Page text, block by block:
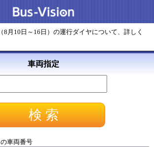
8月10日～16日）の運行ダイヤについて、詳しく
車両指定
の車両番号